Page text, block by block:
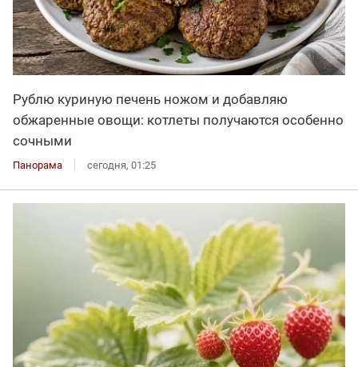
Рублю куриную печень ножом и добавляю
обжаренные овощи: котлеты получаются особенно
сочными
Панорама сегодня, 01:25